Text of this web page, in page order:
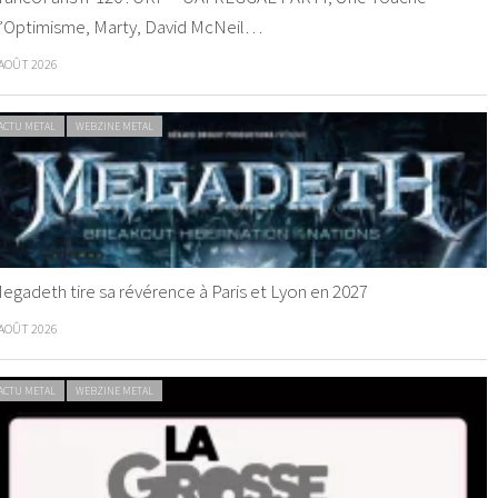
Marty, David McNeil…
2026
METAL WEBZINE METAL
tire sa révérence à Paris et Lyon en 2027
2026
METAL WEBZINE METAL